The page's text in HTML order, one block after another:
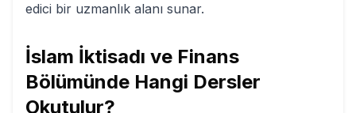
edici bir uzmanlık alanı sunar.
İslam İktisadı ve Finans
Bölümünde Hangi Dersler
Okutulur?